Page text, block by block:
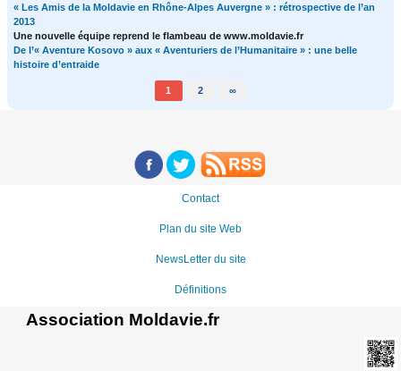
« Les Amis de la Moldavie en Rhône-Alpes Auvergne » : rétrospective de l’an
2013
Une nouvelle équipe reprend le flambeau de www.moldavie.fr
De l’« Aventure Kosovo » aux « Aventuriers de l’Humanitaire » : une belle
histoire d’entraide
1 2 ∞
Contact
Plan du site Web
NewsLetter du site
Définitions
Association Moldavie.fr